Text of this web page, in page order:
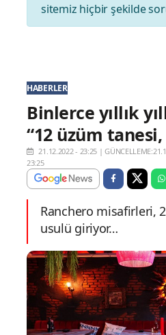
sitemiz hiçbir şekilde
HABERLER
Binlerce yıllık
“12 üzüm
21.12.2022 - 23:25 |
23:25
Ranchero misafirleri,
usulü giriyor…